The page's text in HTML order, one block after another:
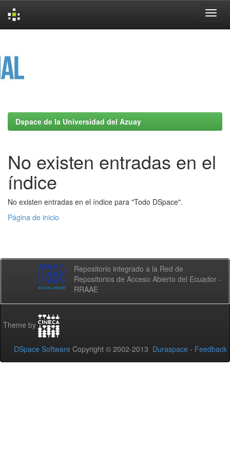
Dspace de la Universidad del Azuay
No existen entradas en el
índice
No existen entradas en el índice para "Todo DSpace".
Página de inicio
Repositorio integrado a la Red de
Repositorios de Acceso Abierto del Ecuador -
RRAAE
Theme by
DSpace Software Copyright © 2002-2013 Duraspace - Feedback